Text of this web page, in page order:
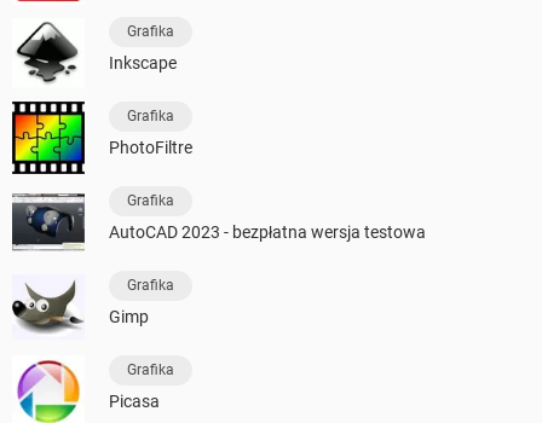
Grafika
Inkscape
Grafika
PhotoFiltre
Grafika
AutoCAD 2023 - bezpłatna wersja testowa
Grafika
Gimp
Grafika
Picasa